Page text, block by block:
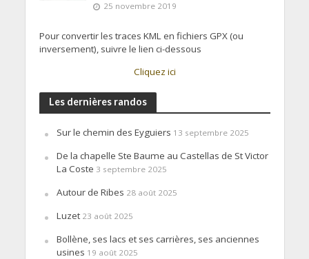
25 novembre 2019
Pour convertir les traces KML en fichiers GPX (ou
inversement), suivre le lien ci-dessous
Cliquez ici
Les dernières randos
Sur le chemin des Eyguiers 13 septembre 2025
De la chapelle Ste Baume au Castellas de St Victor
La Coste 3 septembre 2025
Autour de Ribes 28 août 2025
Luzet 23 août 2025
Bollène, ses lacs et ses carrières, ses anciennes
usines 19 août 2025